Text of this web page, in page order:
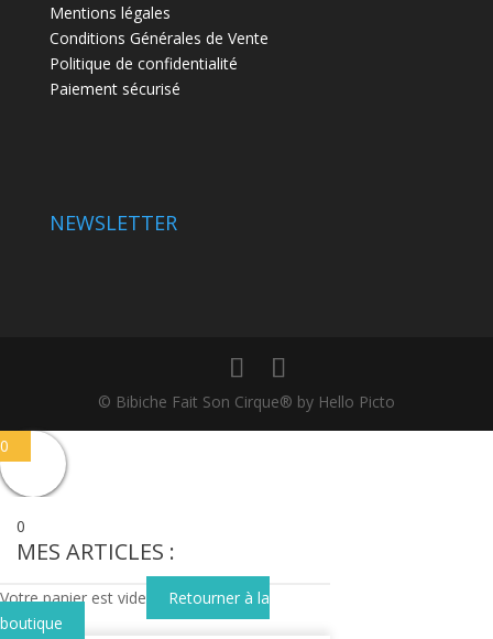
Mentions légales
Conditions Générales de Vente
Politique de confidentialité
Paiement sécurisé
NEWSLETTER
© Bibiche Fait Son Cirque® by Hello Picto
0
0
MES ARTICLES :
Votre panier est vide
Retourner à la
boutique